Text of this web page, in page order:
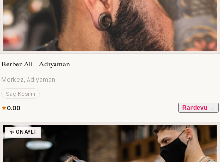
Berber Ali - Adıyaman
Merkez, Adıyaman
Saç Kesimi
0.00 Randevu →
✨ ONAYLI